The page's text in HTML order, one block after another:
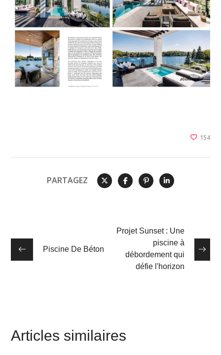
154
PARTAGEZ
Piscine De Béton
Projet Sunset : Une
piscine à
débordement qui
défie l'horizon
Articles similaires